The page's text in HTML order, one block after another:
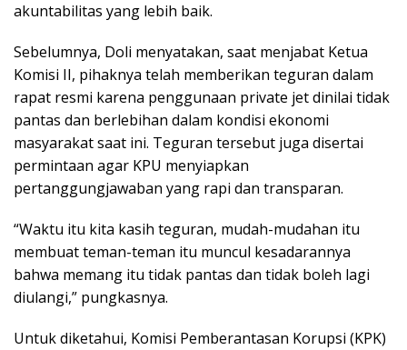
akuntabilitas yang lebih baik.
Sebelumnya, Doli menyatakan, saat menjabat Ketua
Komisi II, pihaknya telah memberikan teguran dalam
rapat resmi karena penggunaan private jet dinilai tidak
pantas dan berlebihan dalam kondisi ekonomi
masyarakat saat ini. Teguran tersebut juga disertai
permintaan agar KPU menyiapkan
pertanggungjawaban yang rapi dan transparan.
“Waktu itu kita kasih teguran, mudah-mudahan itu
membuat teman-teman itu muncul kesadarannya
bahwa memang itu tidak pantas dan tidak boleh lagi
diulangi,” pungkasnya.
Untuk diketahui, Komisi Pemberantasan Korupsi (KPK)